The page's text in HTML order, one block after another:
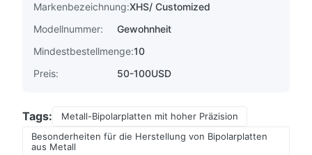
Markenbezeichnung:XHS/ Customized
Modellnummer:
Gewohnheit
Mindestbestellmenge:10
Preis:
50-100USD
Tags:
Metall-Bipolarplatten mit hoher Präzision
Besonderheiten für die Herstellung von Bipolarplatten
aus Metall